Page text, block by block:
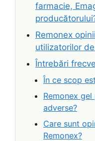
farmacie,
Remonex
utilizatorilor
Întrebări
În ce scop
Remonex
adverse?
Care sunt
Remonex?